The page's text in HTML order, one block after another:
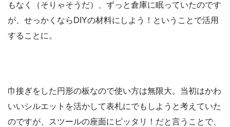
もなく（そりゃそうだ）、ずっと倉庫に眠っていたのです
が、せっかくならDIYの材料にしよう！ということで活用
することに。
巾接ぎをした円形の板なので使い方は無限大。当初はかわ
いいシルエットを活かして表札にでもしようと考えていた
のですが、スツールの座面にピッタリ！だと言うことで、